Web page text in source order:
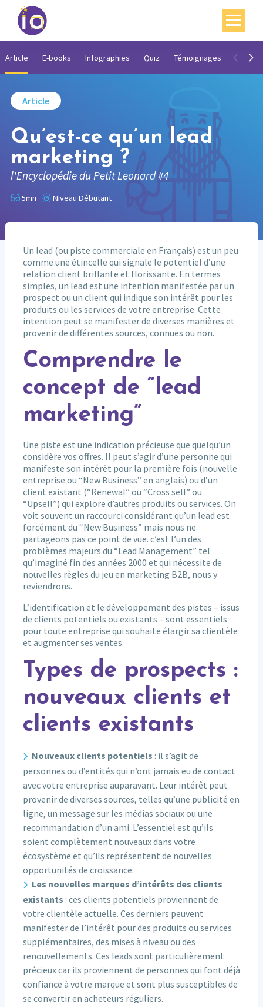
Vos enjeux
Académie
Ressources
Agenda
Article E-books Infographies Quiz Témoignages Vidéos
Article
Qu’est-ce qu’un lead
marketing ?
l'Encyclopédie du Petit Leonard #4
5mn Niveau Débutant
Un lead (ou piste commerciale en Français) est un peu
comme une étincelle qui signale le potentiel d’une
relation client brillante et florissante. En termes
simples, un lead est une intention manifestée par un
prospect ou un client qui indique son intérêt pour les
produits ou les services de votre entreprise. Cette
intention peut se manifester de diverses manières et
provenir de différentes sources, connues ou non.
Comprendre le
concept de “lead
marketing”
Une piste est une indication précieuse que quelqu’un
considère vos offres. Il peut s’agir d’une personne qui
manifeste son intérêt pour la première fois (nouvelle
entreprise ou “New Business” en anglais) ou d’un
client existant (“Renewal” ou “Cross sell” ou
“Upsell”) qui explore d’autres produits ou services. On
voit souvent un raccourci considérant qu’un lead est
forcément du “New Business” mais nous ne
partageons pas ce point de vue. c’est l’un des
problèmes majeurs du “Lead Management” tel
qu’imaginé fin des années 2000 et qui nécessite de
nouvelles règles du jeu en marketing B2B, nous y
reviendrons.
L’identification et le développement des pistes – issus
de clients potentiels ou existants – sont essentiels
pour toute entreprise qui souhaite élargir sa clientèle
et augmenter ses ventes.
Types de prospects :
nouveaux clients et
clients existants
Nouveaux clients potentiels : il s’agit de
personnes ou d’entités qui n’ont jamais eu de contact
avec votre entreprise auparavant. Leur intérêt peut
provenir de diverses sources, telles qu’une publicité en
ligne, un message sur les médias sociaux ou une
recommandation d’un ami. L’essentiel est qu’ils
soient complètement nouveaux dans votre
écosystème et qu’ils représentent de nouvelles
opportunités de croissance.
Les nouvelles marques d’intérêts des clients
existants : ces clients potentiels proviennent de
votre clientèle actuelle. Ces derniers peuvent
manifester de l’intérêt pour des produits ou services
supplémentaires, des mises à niveau ou des
renouvellements. Ces leads sont particulièrement
précieux car ils proviennent de personnes qui font déjà
confiance à votre marque et sont plus susceptibles de
se convertir en acheteurs réguliers.